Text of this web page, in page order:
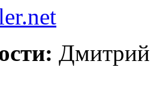
Дмитрий